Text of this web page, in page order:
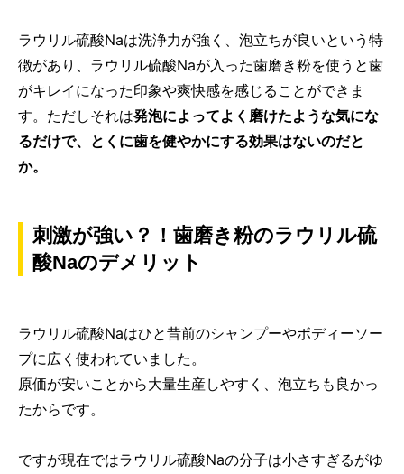
ラウリル硫酸Naは洗浄力が強く、泡立ちが良いという特
徴があり、ラウリル硫酸Naが入った歯磨き粉を使うと歯
がキレイになった印象や爽快感を感じることができま
す。ただしそれは発泡によってよく磨けたような気にな
るだけで、とくに歯を健やかにする効果はないのだと
か。
刺激が強い？！歯磨き粉のラウリル硫
酸Naのデメリット
ラウリル硫酸Naはひと昔前のシャンプーやボディーソー
プに広く使われていました。
原価が安いことから大量生産しやすく、泡立ちも良かっ
たからです。
ですが現在ではラウリル硫酸Naの分子は小さすぎるがゆ